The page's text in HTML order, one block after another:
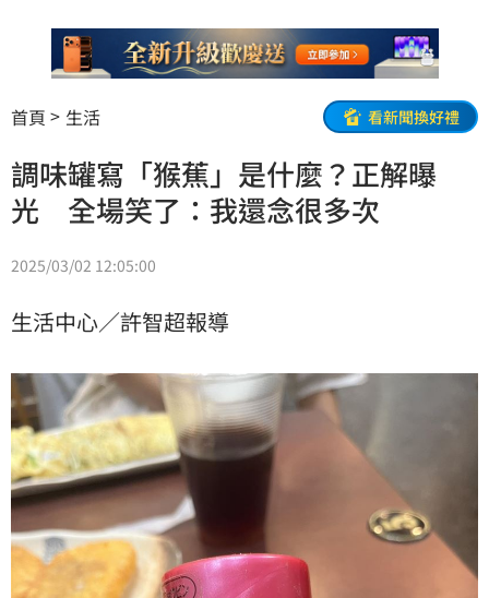
首頁 生活 看新聞換好禮
調味罐寫「猴蕉」是什麼？正解曝
光 全場笑了：我還念很多次
2025/03/02 12:05:00
生活中心／許智超報導